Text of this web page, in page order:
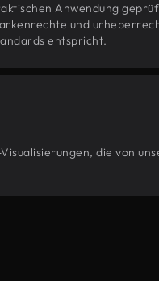
Anwendung
und
entspricht.
die von